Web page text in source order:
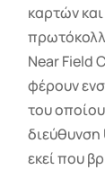
καρτών
Near Field
φέρουν
του
διεύθυνση
εκεί που